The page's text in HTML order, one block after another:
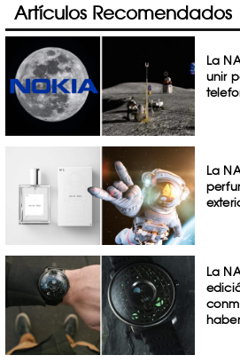
Artículos Recomendados
La
unir
La
La